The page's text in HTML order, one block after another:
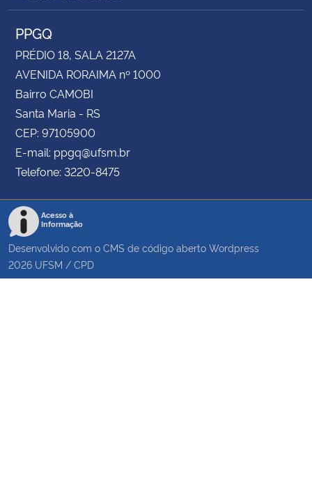
PPGQ
PRÉDIO 18, SALA 2127A
AVENIDA RORAIMA nº 1000
Bairro CAMOBI
Santa Maria - RS
CEP: 97105900
E-mail: ppgq@ufsm.br
Telefone: 3220-8475
Acesso à
Informação
Desenvolvido com o CMS de código aberto Wordpress
2026 UFSM / CPD